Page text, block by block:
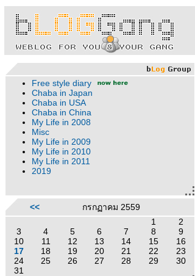
Free style diary
Chaba in Japan
Chaba in USA
Chaba in China
My Life in 2008
Misc
My Life in 2009
My Life in 2010
My Life in 2011
2019
<<
กรกฏาคม 2559
1
2
3
4 5 6 7 8
9
10
11 12 13 14 15
16
17
18 19 20 21 22
23
24
25 26 27 28 29
30
31